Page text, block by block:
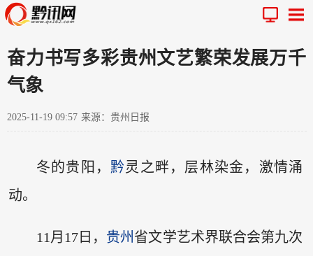
奋力书写多彩贵州文艺繁荣发展万千
气象
2025-11-19 09:57 来源：贵州日报
冬的贵阳， 黔灵之畔，层林染金，激情涌
动。
11月17日， 贵州 省文学艺术界联合会第九次